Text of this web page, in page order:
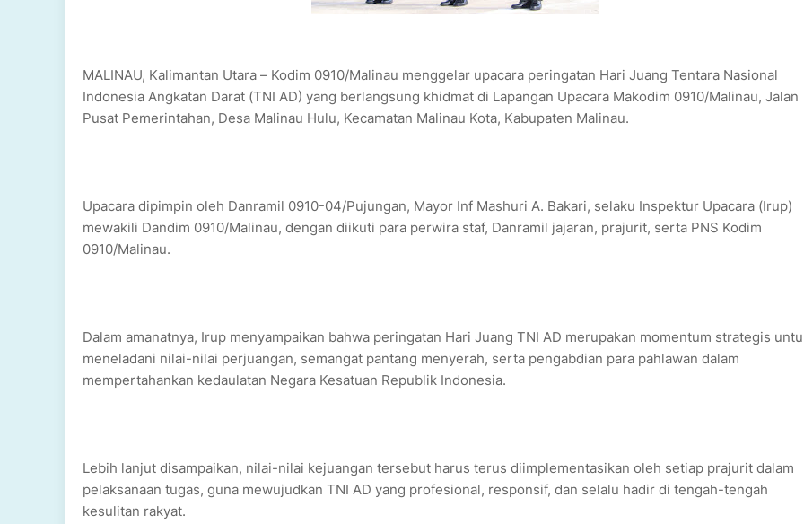
MALINAU, Kalimantan Utara – Kodim 0910/Malinau menggelar upacara peringatan Hari Juang Tentara Nasional
Indonesia Angkatan Darat (TNI AD) yang berlangsung khidmat di Lapangan Upacara Makodim 0910/Malinau, Jalan
Pusat Pemerintahan, Desa Malinau Hulu, Kecamatan Malinau Kota, Kabupaten Malinau.
Upacara dipimpin oleh Danramil 0910-04/Pujungan, Mayor Inf Mashuri A. Bakari, selaku Inspektur Upacara (Irup)
mewakili Dandim 0910/Malinau, dengan diikuti para perwira staf, Danramil jajaran, prajurit, serta PNS Kodim
0910/Malinau.
Dalam amanatnya, Irup menyampaikan bahwa peringatan Hari Juang TNI AD merupakan momentum strategis
meneladani nilai-nilai perjuangan, semangat pantang menyerah, serta pengabdian para pahlawan dalam
mempertahankan kedaulatan Negara Kesatuan Republik Indonesia.
Lebih lanjut disampaikan, nilai-nilai kejuangan tersebut harus terus diimplementasikan oleh setiap prajurit dalam
pelaksanaan tugas, guna mewujudkan TNI AD yang profesional, responsif, dan selalu hadir di tengah-tengah
kesulitan rakyat.